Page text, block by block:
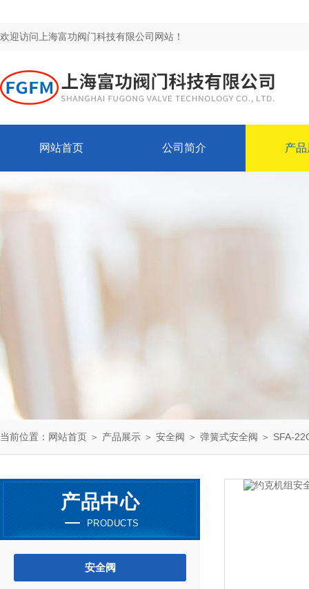
欢迎访问上海富功阀门科技有限公司网站！
网站首页 公司简介 产
当前位置： 网站首页 ＞ 产品展示 ＞ 安全阀 ＞ 弹簧式安全阀 ＞ SFA-
产品中心
PRODUCTS
安全阀